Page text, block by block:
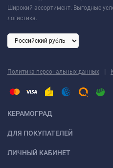
Широкий ассортимент. Выгодные
логистика.
Политика персональных данных |
КЕРАМОГРАД
ДЛЯ ПОКУПАТЕЛЕЙ
ЛИЧНЫЙ КАБИНЕТ